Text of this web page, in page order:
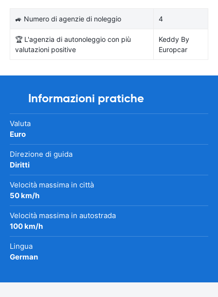
🚙 Numero di agenzie di noleggio 4
🏆 L'agenzia di autonoleggio con più
valutazioni positive
Keddy By
Europcar
Informazioni pratiche
Valuta
Euro
Direzione di guida
Diritti
Velocità massima in città
50 km/h
Velocità massima in autostrada
100 km/h
Lingua
German